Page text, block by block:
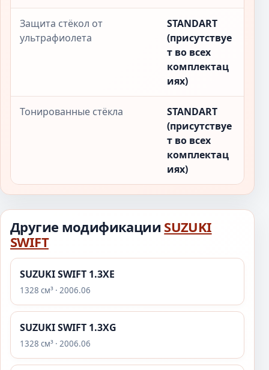
Защита стёкол от
ультрафиолета
STANDART
(присутствуе
т во всех
комплектац
иях)
Тонированные стёкла
STANDART
(присутствуе
т во всех
комплектац
иях)
Другие модификации SUZUKI
SWIFT
SUZUKI SWIFT 1.3XE
1328 см³ · 2006.06
SUZUKI SWIFT 1.3XG
1328 см³ · 2006.06